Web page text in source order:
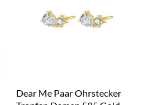
Dear Me Paar Ohrstecker